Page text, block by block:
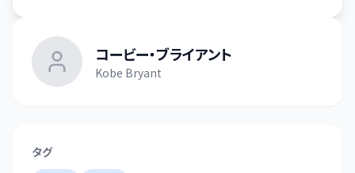
コービー・ブライアント
Kobe Bryant
タグ